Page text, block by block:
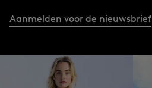
Aanmelden voor de nieuwsbrief